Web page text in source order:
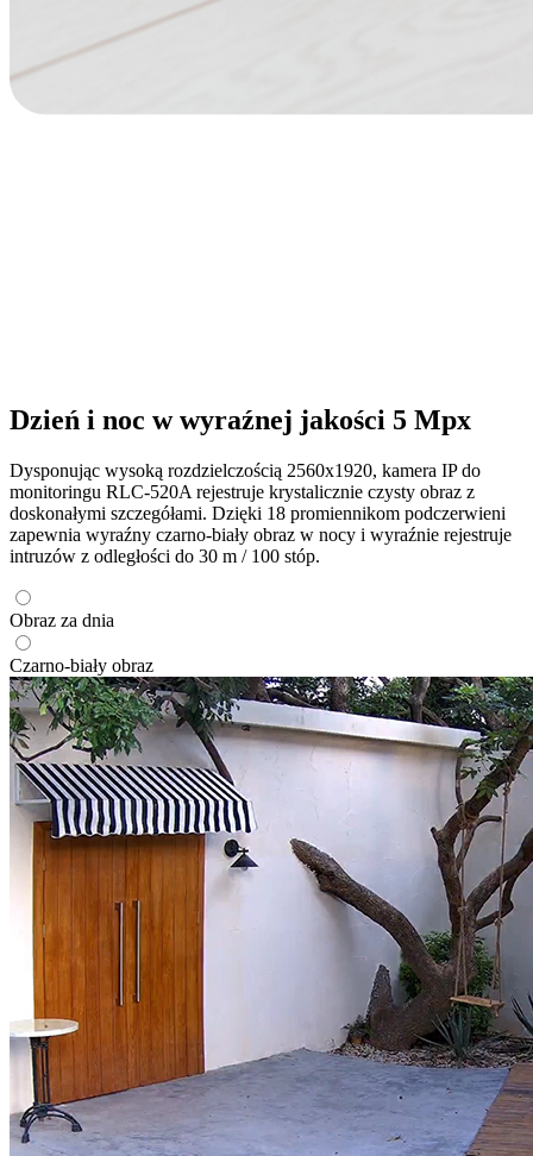
Dzień i noc w wyraźnej jakości 5 Mpx
Dysponując wysoką rozdzielczością 2560x1920, kamera IP do
monitoringu RLC-520A rejestruje krystalicznie czysty obraz z
doskonałymi szczegółami. Dzięki 18 promiennikom podczerwieni
zapewnia wyraźny czarno-biały obraz w nocy i wyraźnie rejestruje
intruzów z odległości do 30 m / 100 stóp.
Obraz za dnia
Czarno-biały obraz